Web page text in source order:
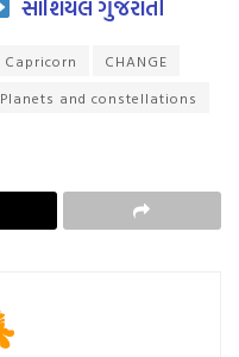
સોશિયલ ગુજરાતી
Capricorn
CHANGE
Planets and constellations